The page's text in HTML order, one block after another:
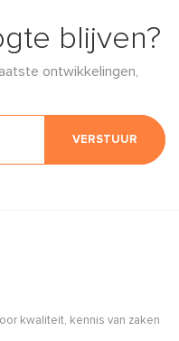
blijven?
ontwikkelingen,
VERSTUUR
kwaliteit, kennis van zaken